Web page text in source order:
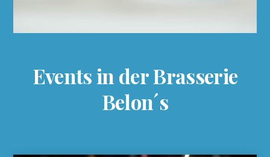
Events in der Brasserie
Belon´s